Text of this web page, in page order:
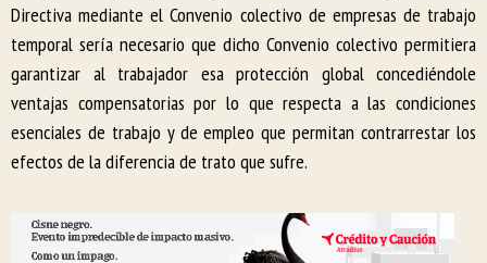
Directiva mediante el Convenio colectivo de empresas de trabajo
temporal sería necesario que dicho Convenio colectivo permitiera
garantizar al trabajador esa protección global concediéndole
ventajas compensatorias por lo que respecta a las condiciones
esenciales de trabajo y de empleo que permitan contrarrestar los
efectos de la diferencia de trato que sufre.